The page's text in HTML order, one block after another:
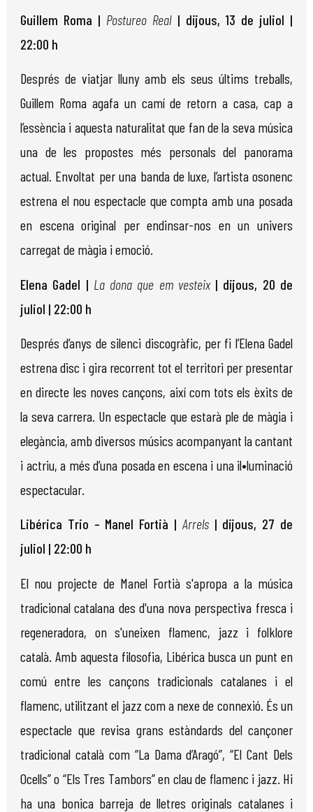
Guillem Roma | Postureo Real| dijous, 13 de juliol |
22:00 h
Després de viatjar lluny amb els seus últims treballs,
Guillem Roma agafa un camí de retorn a casa, cap a
l’essència i aquesta naturalitat que fan de la seva música
una de les propostes més personals del panorama
actual. Envoltat per una banda de luxe, l’artista osonenc
estrena el nou espectacle que compta amb una posada
en escena original per endinsar-nos en un univers
carregat de màgia i emoció.
Elena Gadel | La dona que em vesteix| dijous, 20 de
juliol | 22:00 h
Després d’anys de silenci discogràfic, per fi l’Elena Gadel
estrena disc i gira recorrent tot el territori per presentar
en directe les noves cançons, així com tots els èxits de
la seva carrera. Un espectacle que estarà ple de màgia i
elegància, amb diversos músics acompanyant la cantant
i actriu, a més d’una posada en escena i una il•luminació
espectacular.
Libérica Trio – Manel Fortià | Arrels| dijous, 27 de
juliol | 22:00 h
El nou projecte de Manel Fortià s'apropa a la música
tradicional catalana des d'una nova perspectiva fresca i
regeneradora, on s'uneixen flamenc, jazz i folklore
català. Amb aquesta filosofia, Libérica busca un punt en
comú entre les cançons tradicionals catalanes i el
flamenc, utilitzant el jazz com a nexe de connexió. És un
espectacle que revisa grans estàndards del cançoner
tradicional català com “La Dama d’Aragó”, “El Cant Dels
Ocells” o “Els Tres Tambors” en clau de flamenc i jazz. Hi
ha una bonica barreja de lletres originals catalanes i